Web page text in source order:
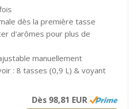
dès la première tasse
d'arômes pour plus de
manuellement
: 8 tasses (0,9 L) & voyant
Dès 98,81 EUR